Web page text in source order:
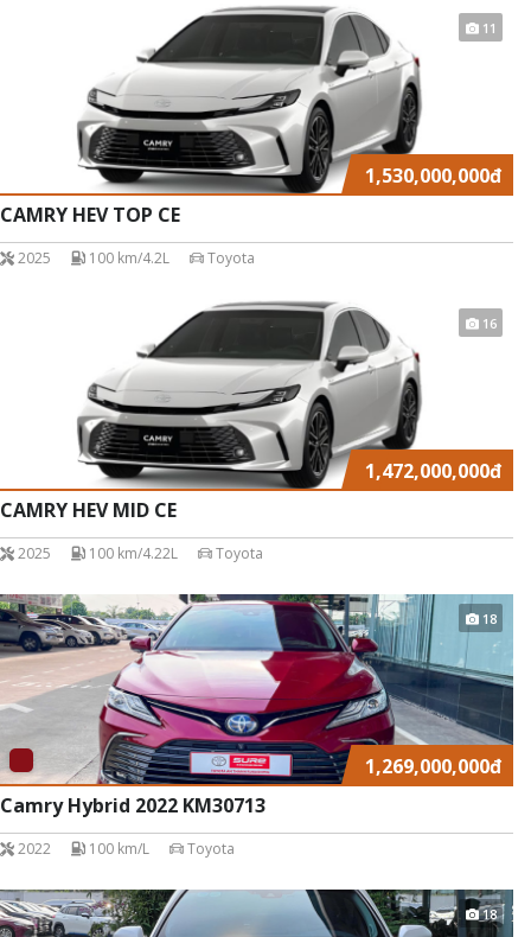
11
1,530,000,000đ
CAMRY HEV TOP CE
2025 100 km/4.2L Toyota
16
1,472,000,000đ
CAMRY HEV MID CE
2025 100 km/4.22L Toyota
18
1,269,000,000đ
Camry Hybrid 2022 KM30713
2022 100 km/L Toyota
18
Thông Báo
ĐÓNG